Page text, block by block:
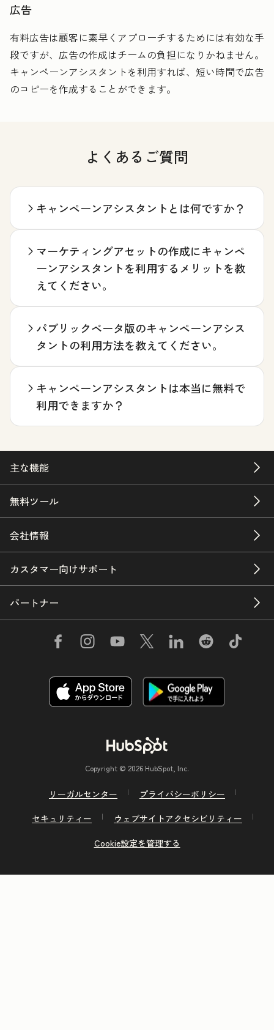
広告
有料広告は顧客に素早くアプローチするためには有効な手
段ですが、広告の作成はチームの負担になりかねません。
キャンペーンアシスタントを利用すれば、短い時間で広告
のコピーを作成することができます。
よくあるご質問
キャンペーンアシスタントとは何ですか？
マーケティングアセットの作成にキャンペ
ーンアシスタントを利用するメリットを教
えてください。
パブリックベータ版のキャンペーンアシス
タントの利用方法を教えてください。
キャンペーンアシスタントは本当に無料で
利用できますか？
主な機能
無料ツール
会社情報
カスタマー向けサポート
パートナー
Copyright © 2026 HubSpot, Inc.
リーガルセンター
プライバシーポリシー
セキュリティー
ウェブサイトアクセシビリティー
Cookie設定を管理する